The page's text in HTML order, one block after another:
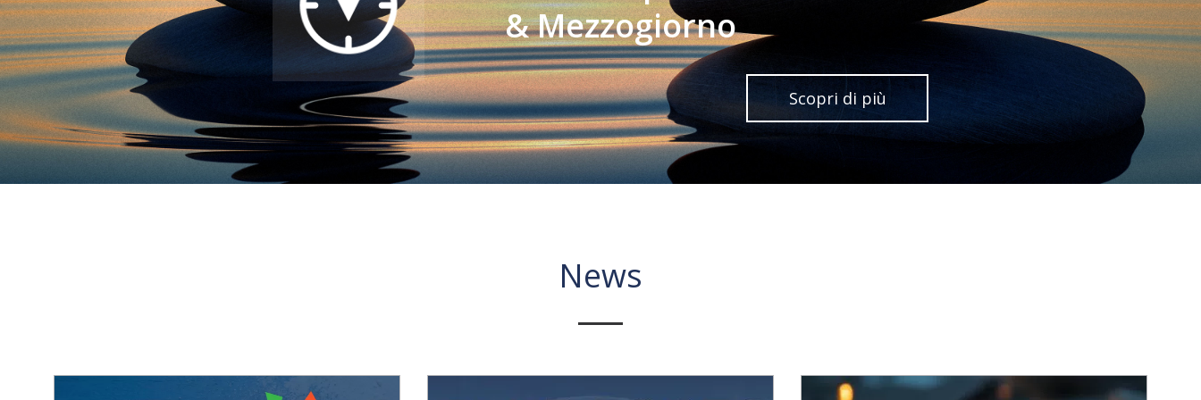
& Mezzogiorno
Scopri di più
News